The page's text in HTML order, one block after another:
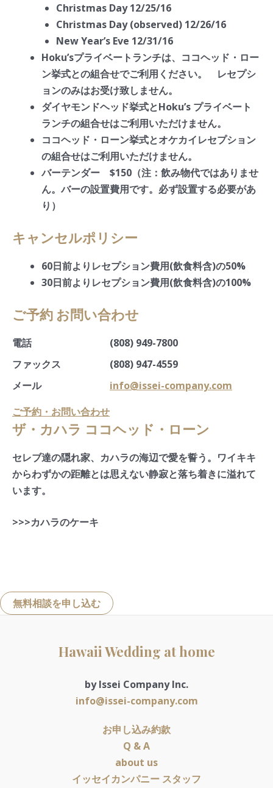
Christmas Day 12/25/16
Christmas Day (observed) 12/26/16
New Year’s Eve 12/31/16
Hoku’sプライベートランチは、ココヘッド・ロー
ン挙式との組合せでご利用ください。 レセプシ
ョンのみはお受け致しません。
ダイヤモンドヘッド挙式とHoku’s プライベート
ランチの組合せはご利用いただけません。
ココヘッド・ローン挙式とオケカイレセプション
の組合せはご利用いただけません。
バーテンダー $150（注：飲み物代ではありませ
ん。バーの設置費用です。必ず設置する必要があ
り）
キャンセルポリシー
60日前よりレセプション費用(飲食料含)の50%
30日前よりレセプション費用(飲食料含)の100%
ご予約 お問い合わせ
電話
(808) 949-7800
ファックス
(808) 947-4559
メール
info@issei-company.com
ご予約・お問い合わせ
ザ・カハラ ココヘッド・ローン
セレブ達の隠れ家、カハラの海辺で愛を誓う。ワイキキ
からわずかの距離とは思えない静寂と落ち着きに溢れて
います。
>>>カハラのケーキ
無料相談を申し込む
Hawaii Wedding at home
by Issei Company Inc.
info@issei-company.com
お申し込み約款
Q & A
about us
イッセイカンパニー スタッフ